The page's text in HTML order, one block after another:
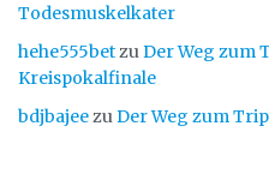
Todesmuskelkater
hehe555betzuDer Weg zum
Kreispokalfinale
bdjbajeezuDer Weg zum